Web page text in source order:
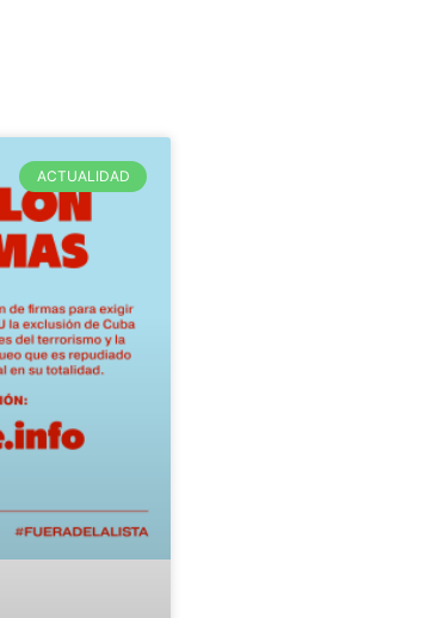
ACTUALIDAD